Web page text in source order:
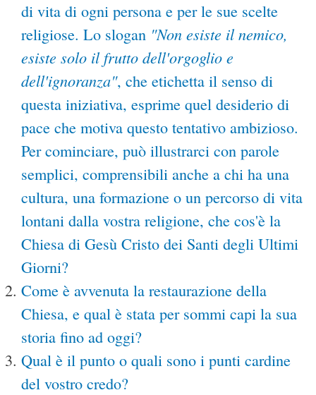
di vita di ogni persona e per le sue scelte
religiose. Lo slogan "Non esiste il nemico,
esiste solo il frutto dell'orgoglio e
dell'ignoranza", che etichetta il senso di
questa iniziativa, esprime quel desiderio di
pace che motiva questo tentativo ambizioso.
Per cominciare, può illustrarci con parole
semplici, comprensibili anche a chi ha una
cultura, una formazione o un percorso di vita
lontani dalla vostra religione, che cos'è la
Chiesa di Gesù Cristo dei Santi degli Ultimi
Giorni?
Come è avvenuta la restaurazione della
Chiesa, e qual è stata per sommi capi la sua
storia fino ad oggi?
Qual è il punto o quali sono i punti cardine
del vostro credo?